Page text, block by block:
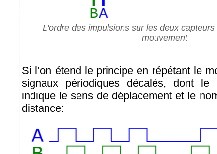
L'ordre des impulsions sur les deux
mouvement
Si l’on étend le principe en répétant le
signaux périodiques décalés, dont le
indique le sens de déplacement et le
distance: